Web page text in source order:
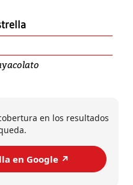
en los resultados
en Google ↗️